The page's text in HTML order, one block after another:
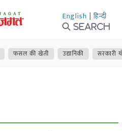
English | हिन्दी
Search
फसल की खेती उद्यानिकी सरकारी